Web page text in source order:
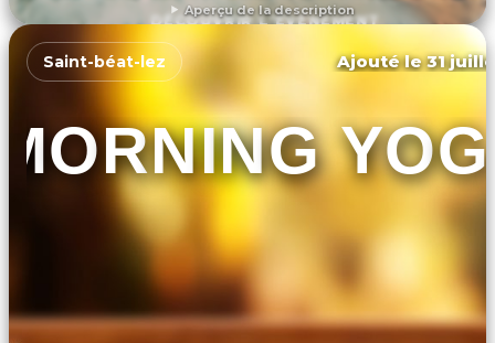
Aperçu de la description
DÉCOUVRIR L'ÉVÉNEMENT
Saint-béat-lez Ajouté le 31